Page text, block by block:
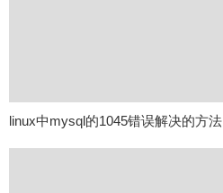
linux中mysql的1045错误解决的方法